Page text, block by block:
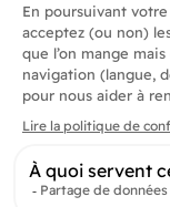
Produits